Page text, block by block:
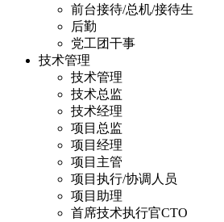
前台接待/总机/接待生
后勤
党工团干事
技术管理
技术管理
技术总监
技术经理
项目总监
项目经理
项目主管
项目执行/协调人员
项目助理
首席技术执行官CTO